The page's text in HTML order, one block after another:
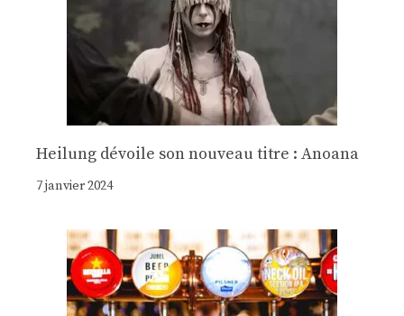
Heilung dévoile son nouveau titre : Anoana
7 janvier 2024